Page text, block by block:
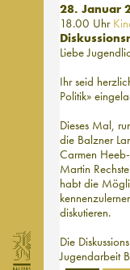
28. Januar
18.00 Uhr
Liebe
Ihr seid
Politik»
Dieses Mal,
die Balzner
Carmen
Martin
habt die
diskutieren.
Die
Jugendarbeit